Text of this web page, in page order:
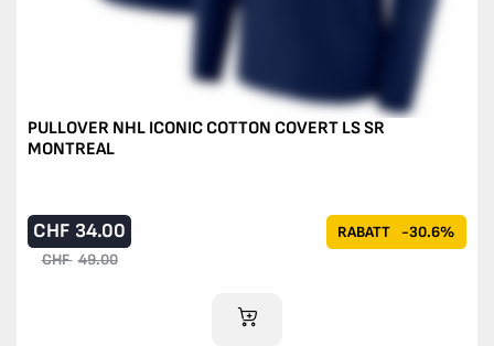
PULLOVER NHL ICONIC COTTON COVERT LS SR
MONTREAL
RABATT -30.6%
CHF 34.00
CHF 49.00
IM WARENKORB